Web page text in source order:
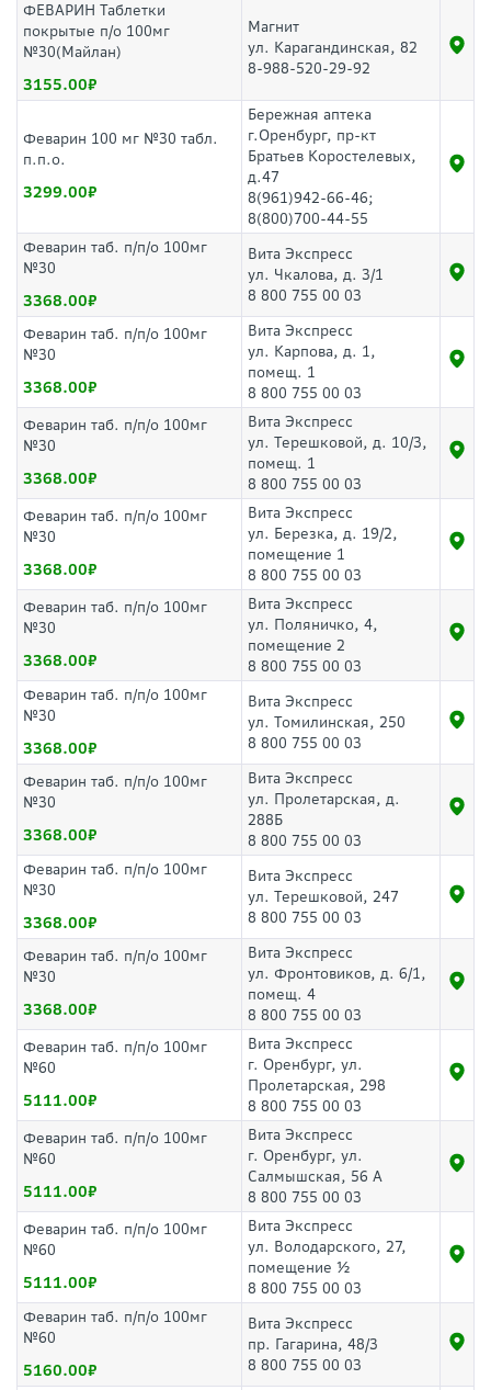
ФЕВАРИН Таблетки
покрытые п/о 100мг
№30(Майлан)
3155.00
Магнит
ул. Карагандинская, 82
8-988-520-29-92
Феварин 100 мг №30 табл.
п.п.о.
3299.00
Бережная аптека
г.Оренбург, пр-кт
Братьев Коростелевых,
д.47
8(961)942-66-46;
8(800)700-44-55
Феварин таб. п/п/о 100мг
№30
3368.00
Вита Экспресс
ул. Чкалова, д. 3/1
8 800 755 00 03
Феварин таб. п/п/о 100мг
№30
3368.00
Вита Экспресс
ул. Карпова, д. 1,
помещ. 1
8 800 755 00 03
Феварин таб. п/п/о 100мг
№30
3368.00
Вита Экспресс
ул. Терешковой, д. 10/3,
помещ. 1
8 800 755 00 03
Феварин таб. п/п/о 100мг
№30
3368.00
Вита Экспресс
ул. Березка, д. 19/2,
помещение 1
8 800 755 00 03
Феварин таб. п/п/о 100мг
№30
3368.00
Вита Экспресс
ул. Поляничко, 4,
помещение 2
8 800 755 00 03
Феварин таб. п/п/о 100мг
№30
3368.00
Вита Экспресс
ул. Томилинская, 250
8 800 755 00 03
Феварин таб. п/п/о 100мг
№30
3368.00
Вита Экспресс
ул. Пролетарская, д.
288Б
8 800 755 00 03
Феварин таб. п/п/о 100мг
№30
3368.00
Вита Экспресс
ул. Терешковой, 247
8 800 755 00 03
Феварин таб. п/п/о 100мг
№30
3368.00
Вита Экспресс
ул. Фронтовиков, д. 6/1,
помещ. 4
8 800 755 00 03
Феварин таб. п/п/о 100мг
№60
5111.00
Вита Экспресс
г. Оренбург, ул.
Пролетарская, 298
8 800 755 00 03
Феварин таб. п/п/о 100мг
№60
5111.00
Вита Экспресс
г. Оренбург, ул.
Салмышская, 56 А
8 800 755 00 03
Феварин таб. п/п/о 100мг
№60
5111.00
Вита Экспресс
ул. Володарского, 27,
помещение ½
8 800 755 00 03
Феварин таб. п/п/о 100мг
№60
5160.00
Вита Экспресс
пр. Гагарина, 48/3
8 800 755 00 03